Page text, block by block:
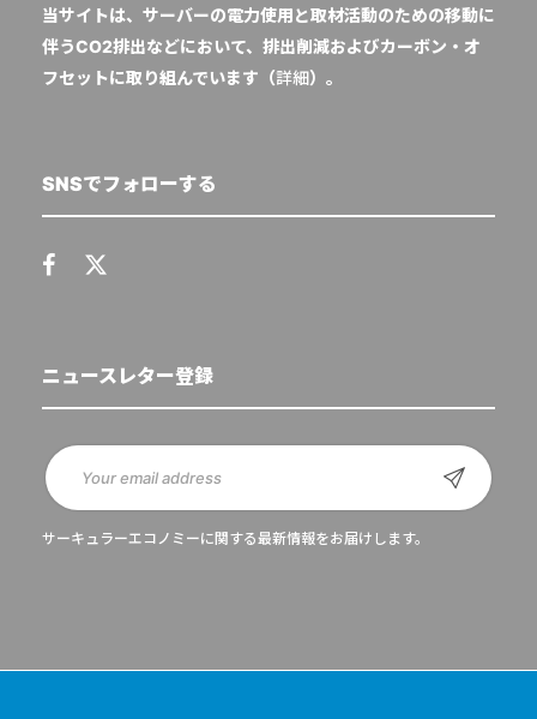
当サイトは、サーバーの電力使用と取材活動のための移動に
伴うCO2排出などにおいて、排出削減およびカーボン・オ
フセットに取り組んでいます（詳細）。
SNSでフォローする
ニュースレター登録
サーキュラーエコノミーに関する最新情報をお届けします。